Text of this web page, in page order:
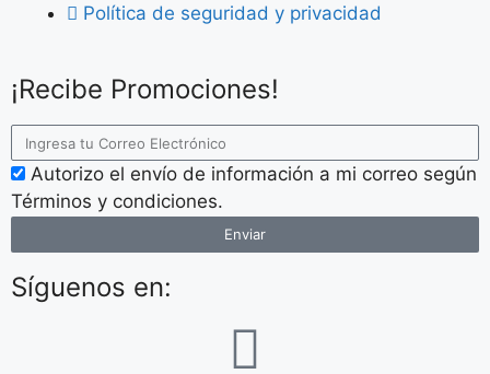
Política de seguridad y privacidad
¡Recibe Promociones!
Autorizo el envío de información a mi correo según
Términos y condiciones.
Enviar
Síguenos en: